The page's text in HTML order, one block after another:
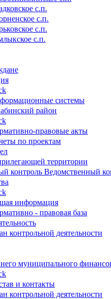
с.п.
с.п.
с.п.
с.п.
системы
район
правовые акты
по проектам
территории
контроль Ведомственный
информация
- правовая база
контрольной деятельности
муниципального
и контакты
контрольной деятельности